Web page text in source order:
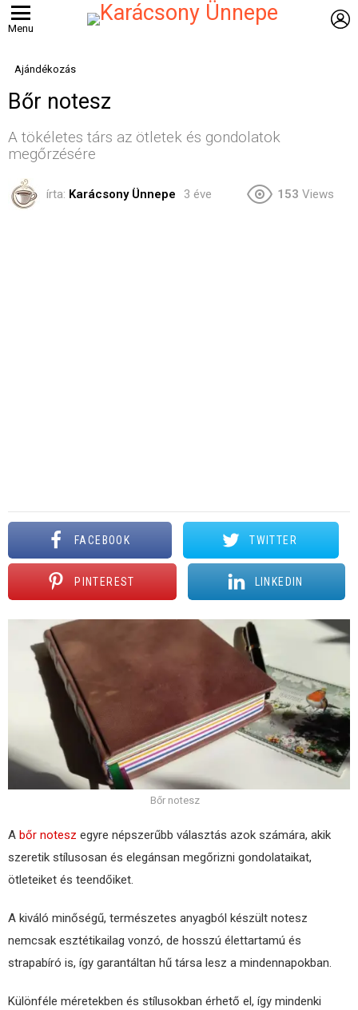
Menu
Ajándékozás
Bőr notesz
A tökéletes társ az ötletek és gondolatok
megőrzésére
írta: Karácsony Ünnepe 3 éve 153 Views
FACEBOOK TWITTER
PINTEREST LINKEDIN
Bőr notesz
A bőr notesz egyre népszerűbb választás azok számára, akik
szeretik stílusosan és elegánsan megőrizni gondolataikat,
ötleteiket és teendőiket.
A kiváló minőségű, természetes anyagból készült notesz
nemcsak esztétikailag vonzó, de hosszú élettartamú és
strapabíró is, így garantáltan hű társa lesz a mindennapokban.
Különféle méretekben és stílusokban érhető el, így mindenki